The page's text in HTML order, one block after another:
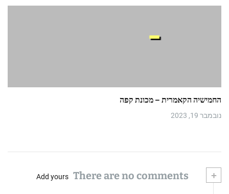
החמישיה הקאמרית – מכונת קפה
נובמבר 19, 2023
+
Add yours